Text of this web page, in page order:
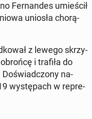
Fer­nan­des umie­ścił
uniosła cho­rą­
z lewego skrzy­
i trafiła do
Do­świad­czo­ny na­
wy­stę­pach w re­pre­